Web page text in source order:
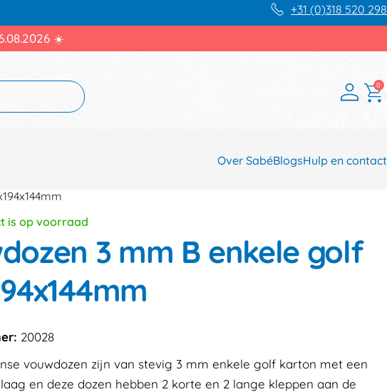
+31 (0)318 520 298
☀️
0
Over SabéBlogsHulp en contact
is op voorraad
3 mm B enkele golf
20028
vouwdozen zijn van stevig 3 mm enkele golf karton met een
en deze dozen hebben 2 korte en 2 lange kleppen aan de